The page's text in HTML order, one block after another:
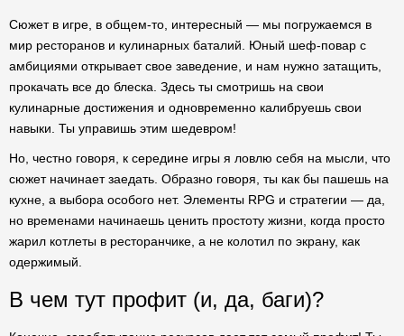
Сюжет в игре, в общем-то, интересный — мы погружаемся в
мир ресторанов и кулинарных баталий. Юный шеф-повар с
амбициями открывает свое заведение, и нам нужно затащить,
прокачать все до блеска. Здесь ты смотришь на свои
кулинарные достижения и одновременно калибруешь свои
навыки. Ты управишь этим шедевром!
Но, честно говоря, к середине игры я ловлю себя на мысли, что
сюжет начинает заедать. Образно говоря, ты как бы пашешь на
кухне, а выбора особого нет. Элементы RPG и стратегии — да,
но временами начинаешь ценить простоту жизни, когда просто
жарил котлеты в ресторанчике, а не колотил по экрану, как
одержимый.
В чем тут профит (и, да, баги)?